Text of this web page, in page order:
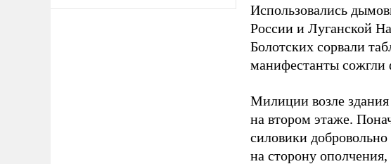
Использовались
России и Луганской
Болотских сорвали
манифестанты сожгли
Милиции возле
на втором этаже.
силовики добровольно
на сторону ополчения,